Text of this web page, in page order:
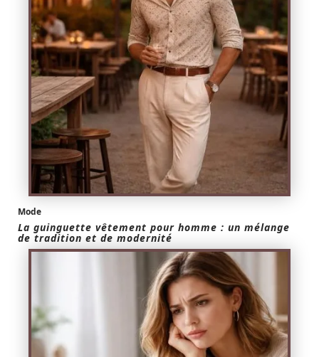
Mode
La guinguette vêtement pour homme : un mélange
de tradition et de modernité